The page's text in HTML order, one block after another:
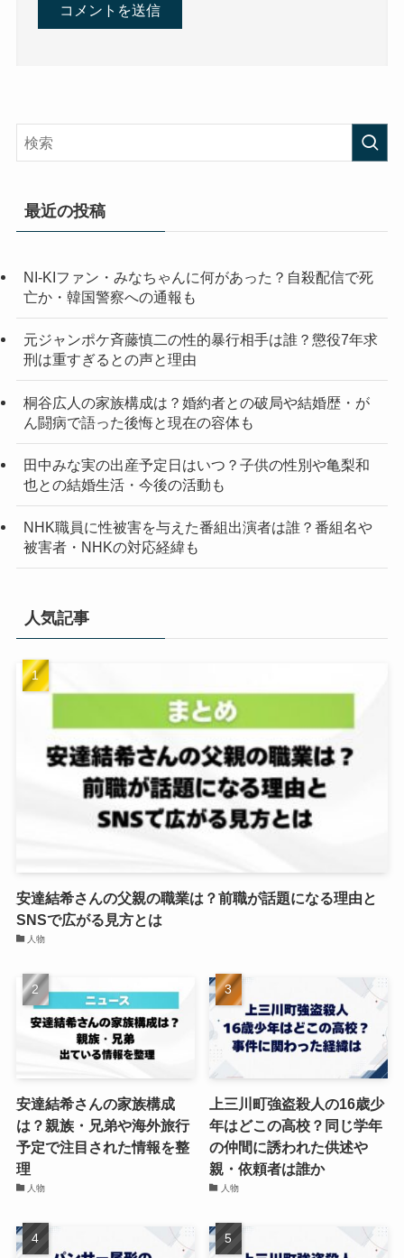
最近の投稿
NI-KIファン・みなちゃんに何があった？自殺配信で死
亡か・韓国警察への通報も
元ジャンポケ斉藤慎二の性的暴行相手は誰？懲役7年求
刑は重すぎるとの声と理由
桐谷広人の家族構成は？婚約者との破局や結婚歴・が
ん闘病で語った後悔と現在の容体も
田中みな実の出産予定日はいつ？子供の性別や亀梨和
也との結婚生活・今後の活動も
NHK職員に性被害を与えた番組出演者は誰？番組名や
被害者・NHKの対応経緯も
人気記事
安達結希さんの父親の職業は？前職が話題になる理由と
SNSで広がる見方とは
人物
安達結希さんの家族構成
は？親族・兄弟や海外旅行
予定で注目された情報を整
理
人物
上三川町強盗殺人の16歳少
年はどこの高校？同じ学年
の仲間に誘われた供述や
親・依頼者は誰か
人物